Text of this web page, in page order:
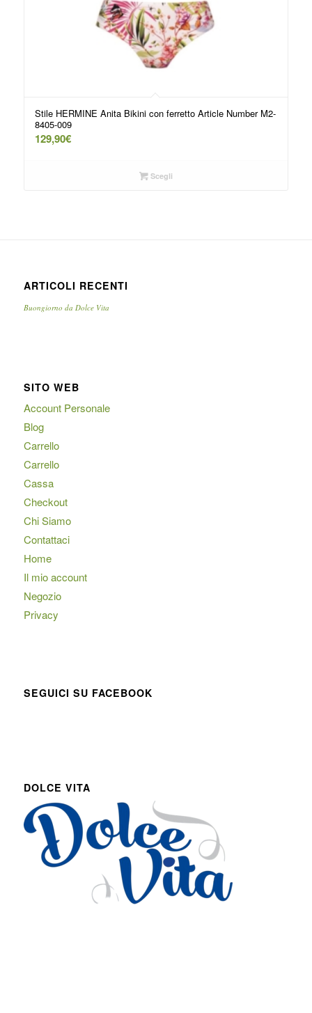
Stile HERMINE Anita Bikini con ferretto Article Number M2-
8405-009
129,90€
Scegli
ARTICOLI RECENTI
Buongiorno da Dolce Vita
SITO WEB
Account Personale
Blog
Carrello
Carrello
Cassa
Checkout
Chi Siamo
Contattaci
Home
Il mio account
Negozio
Privacy
SEGUICI SU FACEBOOK
DOLCE VITA